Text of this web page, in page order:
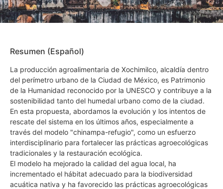
Resumen (Español)
La producción agroalimentaria de Xochimilco, alcaldía dentro
del perímetro urbano de la Ciudad de México, es Patrimonio
de la Humanidad reconocido por la UNESCO y contribuye a la
sostenibilidad tanto del humedal urbano como de la ciudad.
En esta propuesta, abordamos la evolución y los intentos de
rescate del sistema en los últimos años, especialmente a
través del modelo "chinampa-refugio", como un esfuerzo
interdisciplinario para fortalecer las prácticas agroecológicas
tradicionales y la restauración ecológica.
El modelo ha mejorado la calidad del agua local, ha
incrementado el hábitat adecuado para la biodiversidad
acuática nativa y ha favorecido las prácticas agroecológicas